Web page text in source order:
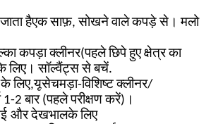
हैएक साफ़, सोखने वाले कपड़े से। मलो
कपड़ा क्लीनर(पहले छिपे हुए क्षेत्र का
के लिए। सॉल्वैंट्स से बचें.
लिए,यूसेचमड़ा-विशिष्ट क्लीनर/
1-2 बार (पहले परीक्षण करें)।
और देखभालके लिए